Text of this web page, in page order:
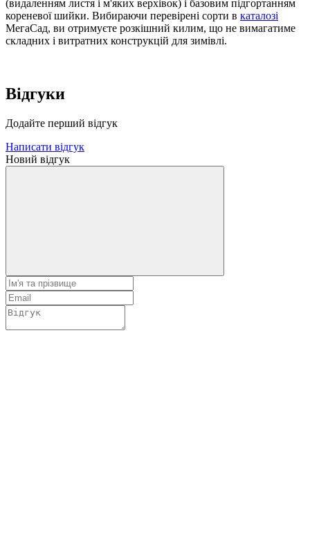
(видаленням листя і м'яких верхівок) і базовим підгортанням
кореневої шийки. Вибираючи перевірені сорти в каталозі
МегаСад, ви отримуєте розкішний килим, що не вимагатиме
складних і витратних конструкцій для зимівлі.
Відгуки
Додайте перший відгук
Написати відгук
Новий відгук